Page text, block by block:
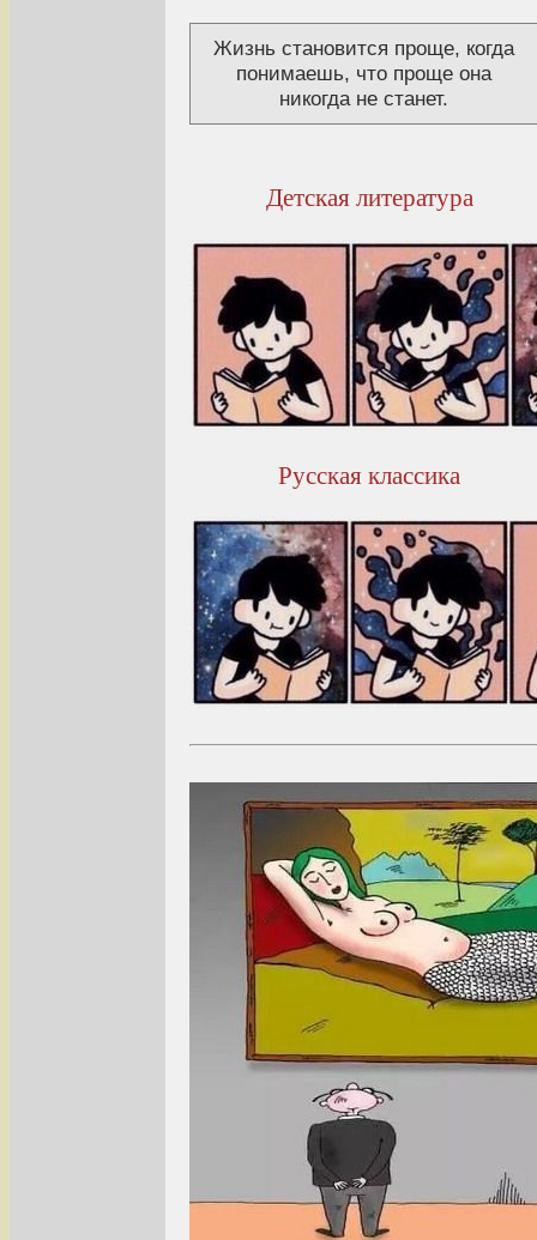
Жизнь становится проще, когда
понимаешь, что проще она
никогда не станет.
Детская литература
Русская классика